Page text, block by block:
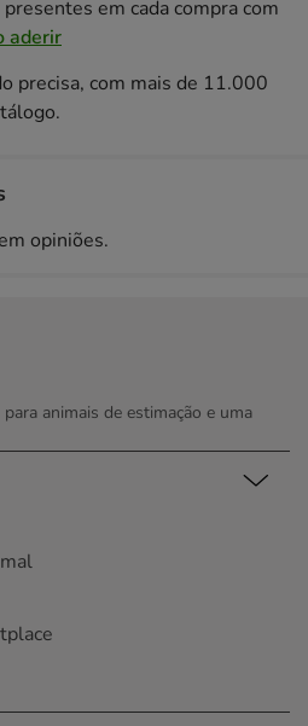
em cada compra com
aderir
precisa, com mais de 11.000
opiniões.
animais de estimação e uma